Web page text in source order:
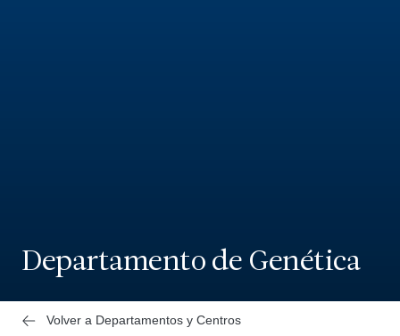
Departamento de Genética
Volver a Departamentos y Centros